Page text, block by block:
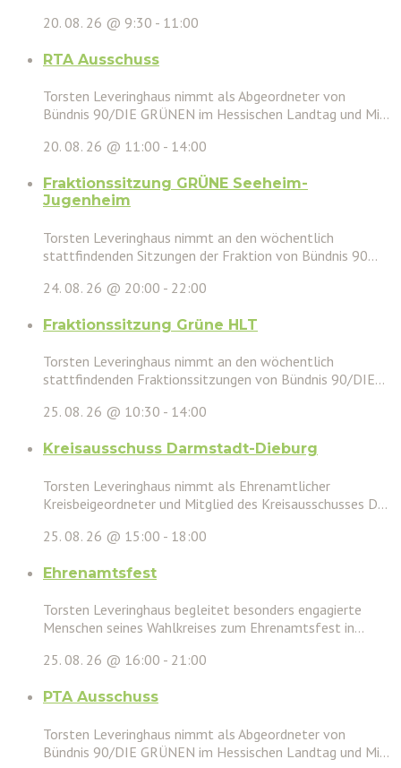
20. 08. 26 @ 9:30 - 11:00
RTA Ausschuss
Torsten Leveringhaus nimmt als Abgeordneter von
Bündnis 90/DIE GRÜNEN im Hessischen Landtag und Mi...
20. 08. 26 @ 11:00 - 14:00
Fraktionssitzung GRÜNE Seeheim-
Jugenheim
Torsten Leveringhaus nimmt an den wöchentlich
stattfindenden Sitzungen der Fraktion von Bündnis 90...
24. 08. 26 @ 20:00 - 22:00
Fraktionssitzung Grüne HLT
Torsten Leveringhaus nimmt an den wöchentlich
stattfindenden Fraktionssitzungen von Bündnis 90/DIE...
25. 08. 26 @ 10:30 - 14:00
Kreisausschuss Darmstadt-Dieburg
Torsten Leveringhaus nimmt als Ehrenamtlicher
Kreisbeigeordneter und Mitglied des Kreisausschusses D...
25. 08. 26 @ 15:00 - 18:00
Ehrenamtsfest
Torsten Leveringhaus begleitet besonders engagierte
Menschen seines Wahlkreises zum Ehrenamtsfest in...
25. 08. 26 @ 16:00 - 21:00
PTA Ausschuss
Torsten Leveringhaus nimmt als Abgeordneter von
Bündnis 90/DIE GRÜNEN im Hessischen Landtag und Mi...